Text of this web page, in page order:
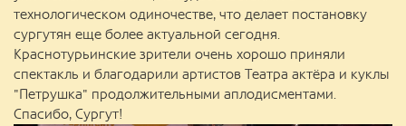
технологическом одиночестве, что делает постановку
сургутян еще более актуальной сегодня.
Краснотурьинские зрители очень хорошо приняли
спектакль и благодарили артистов Театра актёра и куклы
"Петрушка" продолжительными аплодисментами.
Спасибо, Сургут!